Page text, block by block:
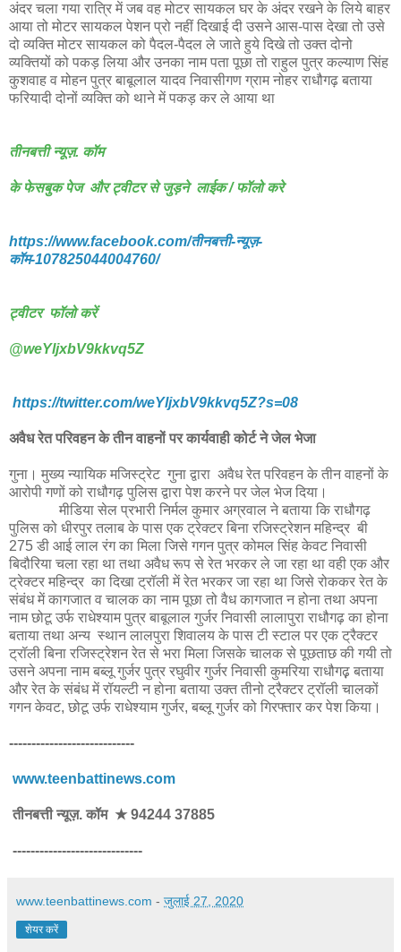
अंदर चला गया रात्रि में जब वह मोटर सायकल घर के अंदर रखने के लिये बाहर
आया तो मोटर सायकल पेशन प्रो नहीं दिखाई दी उसने आस-पास देखा तो उसे
दो व्यक्ति मोटर सायकल को पैदल-पैदल ले जाते हुये दिखे तो उक्त दोनो
व्यक्तियों को पकड़ लिया और उनका नाम पता पूछा तो राहुल पुत्र कल्याण सिंह
कुशवाह व मोहन पुत्र बाबूलाल यादव निवासीगण ग्राम नोहर राधौगढ़ बताया
फरियादी दोनों व्यक्ति को थाने में पकड़ कर ले आया था
तीनबत्ती न्यूज़. कॉम
के फेसबुक पेज और ट्वीटर से जुड़ने लाईक / फॉलो करे
https://www.facebook.com/तीनबत्ती-न्यूज़-
कॉम-107825044004760/
ट्वीटर फॉलो करें
@weYljxbV9kkvq5Z
https://twitter.com/weYljxbV9kkvq5Z?s=08
अवैध रेत परिवहन के तीन वाहनों पर कार्यवाही कोर्ट ने जेल भेजा
गुना। मुख्य न्यायिक मजिस्ट्रेट गुना द्वारा अवैध रेत परिवहन के तीन वाहनों के
आरोपी गणों को राधौगढ़ पुलिस द्वारा पेश करने पर जेल भेज दिया।
मीडिया सेल प्रभारी निर्मल कुमार अग्रवाल ने बताया कि राधौगढ़
पुलिस को धीरपुर तलाब के पास एक ट्रेक्टर बिना रजिस्ट्रेशन महिन्द्र बी
275 डी आई लाल रंग का मिला जिसे गगन पुत्र कोमल सिंह केवट निवासी
बिदौरिया चला रहा था तथा अवैध रूप से रेत भरकर ले जा रहा था वही एक और
ट्रेक्टर महिन्द्र का दिखा ट्रॉली में रेत भरकर जा रहा था जिसे रोककर रेत के
संबंध में कागजात व चालक का नाम पूछा तो वैध कागजात न होना तथा अपना
नाम छोटू उर्फ राधेश्याम पुत्र बाबूलाल गुर्जर निवासी लालापुरा राधौगढ़ का होना
बताया तथा अन्य स्थान लालपुरा शिवालय के पास टी स्टाल पर एक ट्रैक्टर
ट्रॉली बिना रजिस्ट्रेशन रेत से भरा मिला जिसके चालक से पूछताछ की गयी तो
उसने अपना नाम बब्लू गुर्जर पुत्र रघुवीर गुर्जर निवासी कुमरिया राधौगढ़़ बताया
और रेत के संबंध में रॉयल्टी न होना बताया उक्त तीनो ट्रैक्टर ट्रॉली चालकों
गगन केवट, छोटू उर्फ राधेश्याम गुर्जर, बब्लू गुर्जर को गिरफ्तार कर पेश किया।
----------------------------
www.teenbattinews.com
तीनबत्ती न्यूज़. कॉम ★ 94244 37885
-----------------------------
www.teenbattinews.com - जुलाई 27, 2020
शेयर करें